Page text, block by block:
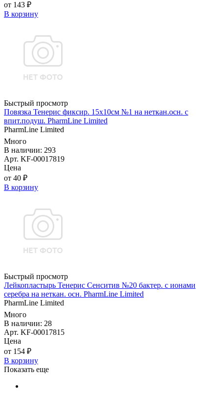
от 143 ₽
В корзину
Быстрый просмотр
Повязка Тенерис фиксир. 15х10см №1 на неткан.осн. с
впит.подуш. PharmLine Limited
PharmLine Limited
Много
В наличии: 293
Арт. KF-00017819
Цена
от 40 ₽
В корзину
Быстрый просмотр
Лейкопластырь Тенерис Сенситив №20 бактер. с ионами
серебра на неткан. осн. PharmLine Limited
PharmLine Limited
Много
В наличии: 28
Арт. KF-00017815
Цена
от 154 ₽
В корзину
Показать еще